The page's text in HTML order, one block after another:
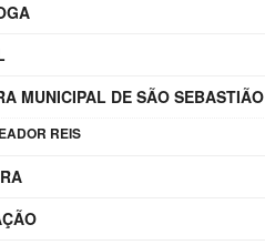
MUNICIPAL DE SÃO SEBASTIÃO
REIS